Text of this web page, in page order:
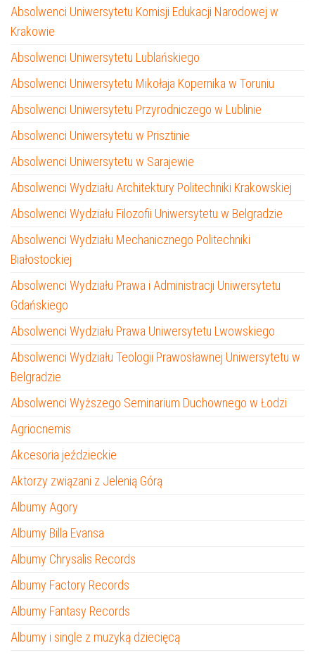
Absolwenci Uniwersytetu Komisji Edukacji Narodowej w
Krakowie
Absolwenci Uniwersytetu Lublańskiego
Absolwenci Uniwersytetu Mikołaja Kopernika w Toruniu
Absolwenci Uniwersytetu Przyrodniczego w Lublinie
Absolwenci Uniwersytetu w Prisztinie
Absolwenci Uniwersytetu w Sarajewie
Absolwenci Wydziału Architektury Politechniki Krakowskiej
Absolwenci Wydziału Filozofii Uniwersytetu w Belgradzie
Absolwenci Wydziału Mechanicznego Politechniki
Białostockiej
Absolwenci Wydziału Prawa i Administracji Uniwersytetu
Gdańskiego
Absolwenci Wydziału Prawa Uniwersytetu Lwowskiego
Absolwenci Wydziału Teologii Prawosławnej Uniwersytetu w
Belgradzie
Absolwenci Wyższego Seminarium Duchownego w Łodzi
Agriocnemis
Akcesoria jeździeckie
Aktorzy związani z Jelenią Górą
Albumy Agory
Albumy Billa Evansa
Albumy Chrysalis Records
Albumy Factory Records
Albumy Fantasy Records
Albumy i single z muzyką dziecięcą